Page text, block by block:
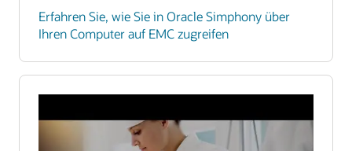
Erfahren Sie, wie Sie in Oracle Simphony über
Ihren Computer auf EMC zugreifen